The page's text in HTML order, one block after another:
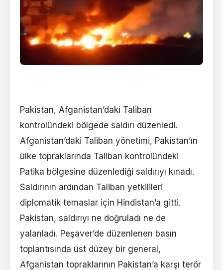
Pakistan, Afganistan’daki Taliban
kontrolündeki bölgede saldırı düzenledi.
Afganistan’daki Taliban yönetimi, Pakistan’ın
ülke topraklarında Taliban kontrolündeki
Patika bölgesine düzenlediği saldırıyı kınadı.
Saldırının ardından Taliban yetkilileri
diplomatik temaslar için Hindistan’a gitti.
Pakistan, saldırıyı ne doğruladı ne de
yalanladı. Peşaver’de düzenlenen basın
toplantısında üst düzey bir general,
Afganistan topraklarının Pakistan’a karşı terör